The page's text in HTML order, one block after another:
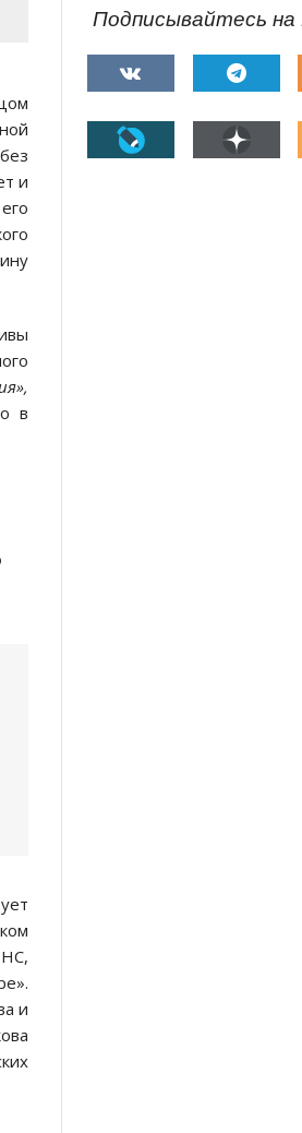
и
в
и
Подписывайтесь